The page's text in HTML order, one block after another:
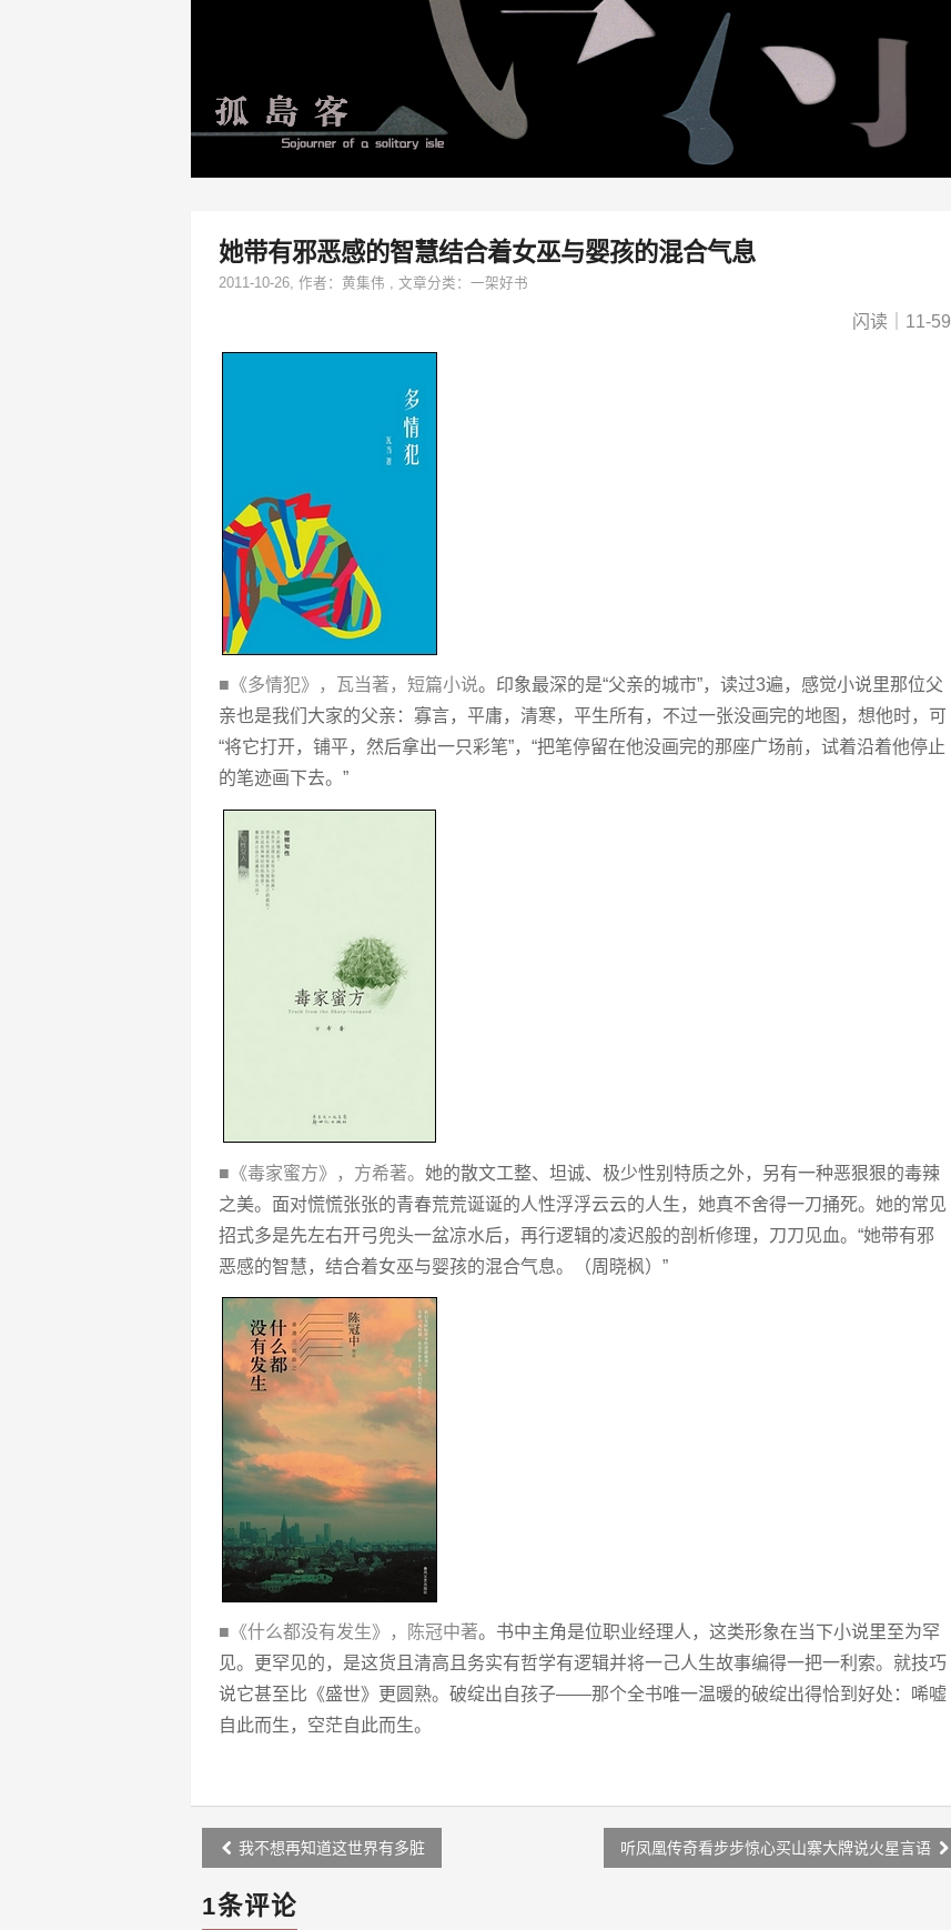
她带有邪恶感的智慧结合着女巫与婴孩的混合气息
2011-10-26, 作者： 黄集伟 , 文章分类： 一架好书
闪读｜11-59
■《多情犯》，瓦当著，短篇小说。印象最深的是“父亲的城市”，读过3遍，感觉小说里那位父
亲也是我们大家的父亲：寡言，平庸，清寒，平生所有，不过一张没画完的地图，想他时，可
“将它打开，铺平，然后拿出一只彩笔”，“把笔停留在他没画完的那座广场前，试着沿着他停止
的笔迹画下去。”
■《毒家蜜方》，方希著。 她的散文工整、坦诚、极少性别特质之外，另有一种恶狠狠的毒辣
之美。面对慌慌张张的青春荒荒诞诞的人性浮浮云云的人生，她真不舍得一刀捅死。她的常见
招式多是先左右开弓兜头一盆凉水后，再行逻辑的凌迟般的剖析修理，刀刀见血。“她带有邪
恶感的智慧，结合着女巫与婴孩的混合气息。（周晓枫）”
■《什么都没有发生》，陈冠中著。书中主角是位职业经理人，这类形象在当下小说里至为罕
见。更罕见的，是这货且清高且务实有哲学有逻辑并将一己人生故事编得一把一利索。就技巧
说它甚至比《盛世》更圆熟。破绽出自孩子——那个全书唯一温暖的破绽出得恰到好处：唏嘘
自此而生，空茫自此而生。
Post
navigation
我不想再知道这世界有多脏 听凤凰传奇看步步惊心买山寨大牌说火星言语
1条评论